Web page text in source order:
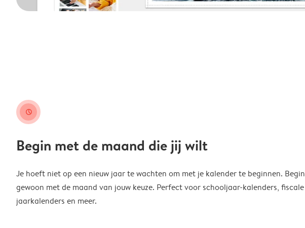
clock
Begin met de maand die jij wilt
Je hoeft niet op een nieuw jaar te wachten om met je kalender te beginnen. Begin
gewoon met de maand van jouw keuze. Perfect voor schooljaar-kalenders, fiscale
jaarkalenders en meer.